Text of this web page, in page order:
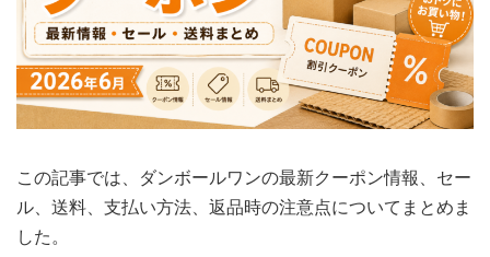
この記事では、ダンボールワンの最新クーポン情報、セー
ル、送料、支払い方法、返品時の注意点についてまとめま
した。